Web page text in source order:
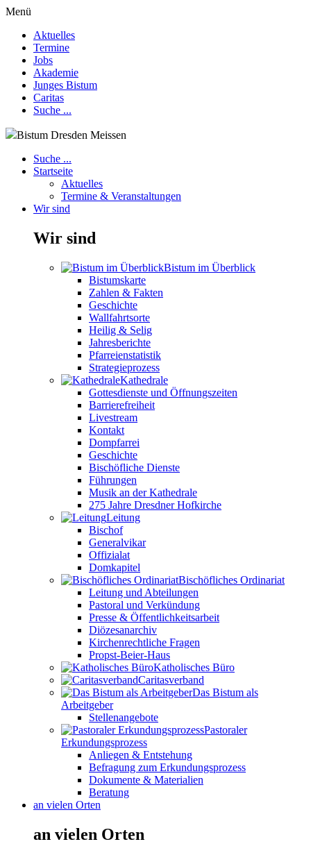
Menü
Aktuelles
Termine
Jobs
Akademie
Junges Bistum
Caritas
Suche ...
Bistum Dresden Meissen
Suche ...
Startseite
Aktuelles
Termine & Veranstaltungen
Wir sind
Wir sind
Bistum im Überblick
Bistumskarte
Zahlen & Fakten
Geschichte
Wallfahrtsorte
Heilig & Selig
Jahresberichte
Pfarreienstatistik
Strategieprozess
Kathedrale
Gottesdienste und Öffnungszeiten
Barrierefreiheit
Livestream
Kontakt
Dompfarrei
Geschichte
Bischöfliche Dienste
Führungen
Musik an der Kathedrale
275 Jahre Dresdner Hofkirche
Leitung
Bischof
Generalvikar
Offizialat
Domkapitel
Bischöfliches Ordinariat
Leitung und Abteilungen
Pastoral und Verkündung
Presse & Öffentlichkeitsarbeit
Diözesanarchiv
Kirchenrechtliche Fragen
Propst-Beier-Haus
Katholisches Büro
Caritasverband
Das Bistum als
Arbeitgeber
Stellenangebote
Pastoraler
Erkundungsprozess
Anliegen & Entstehung
Befragung zum Erkundungsprozess
Dokumente & Materialien
Beratung
an vielen Orten
an vielen Orten